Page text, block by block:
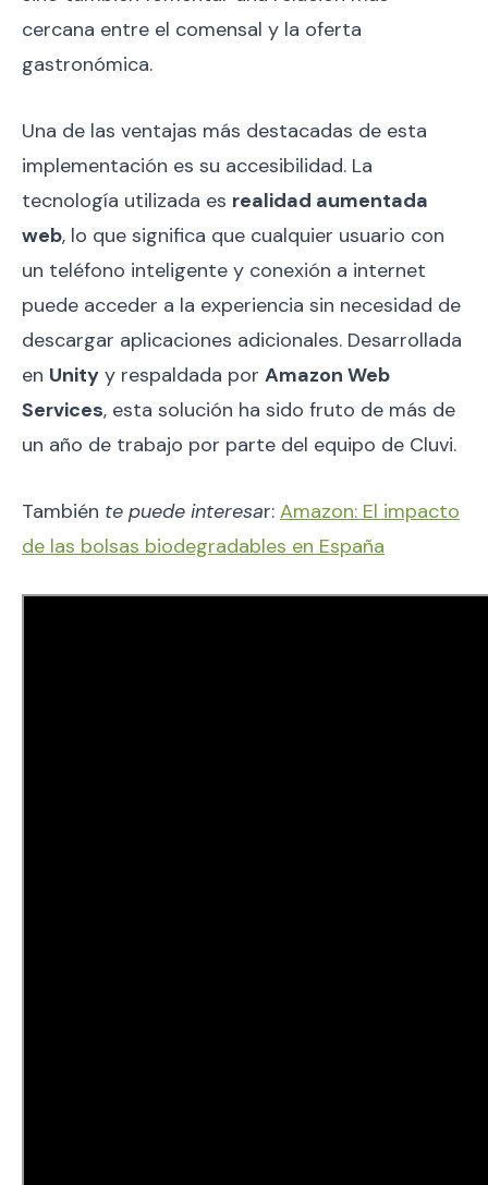
cercana entre el comensal y la oferta
gastronómica.
Una de las ventajas más destacadas de esta
implementación es su accesibilidad. La
tecnología utilizada es realidad aumentada
web, lo que significa que cualquier usuario con
un teléfono inteligente y conexión a internet
puede acceder a la experiencia sin necesidad de
descargar aplicaciones adicionales. Desarrollada
en Unity y respaldada por Amazon Web
Services, esta solución ha sido fruto de más de
un año de trabajo por parte del equipo de Cluvi.
También te puede interesar: Amazon: El impacto
de las bolsas biodegradables en España